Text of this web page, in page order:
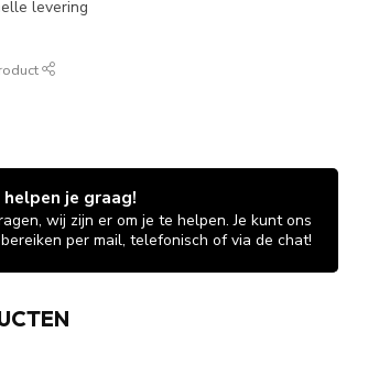
levering
je graag!
wij zijn er om je te helpen. Je kunt ons
per mail, telefonisch of via de chat!